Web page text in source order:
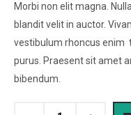
Morbi non elit magna.
blandit velit in auctor.
vestibulum rhoncus enim
purus. Praesent sit amet
bibendum.